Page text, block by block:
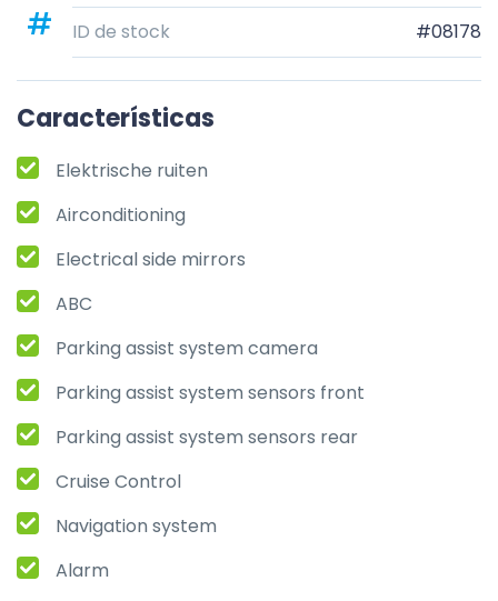
ID de stock
#08178
Características
Elektrische ruiten
Airconditioning
Electrical side mirrors
ABC
Parking assist system camera
Parking assist system sensors front
Parking assist system sensors rear
Cruise Control
Navigation system
Alarm